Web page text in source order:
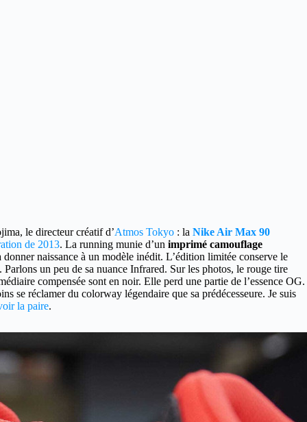
le directeur créatif d’Atmos Tokyo : la Nike Air Max 90
de 2013. La running munie d’un imprimé camouflage
naissance à un modèle inédit. L’édition limitée conserve le
un peu de sa nuance Infrared. Sur les photos, le rouge tire
compensée sont en noir. Elle perd une partie de l’essence OG.
se réclamer du colorway légendaire que sa prédécesseure. Je suis
la paire.